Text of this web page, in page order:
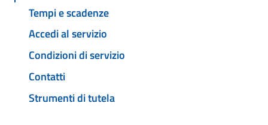
Tempi e scadenze
Accedi al servizio
Condizioni di servizio
Contatti
Strumenti di tutela